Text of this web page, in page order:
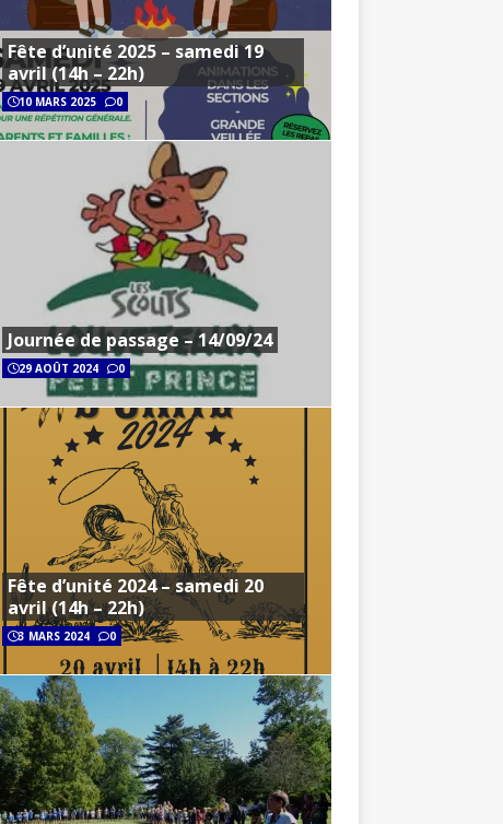
Fête d’unité 2025 – samedi 19
avril (14h – 22h)
10 MARS 2025 0
Journée de passage – 14/09/24
29 AOÛT 2024 0
Fête d’unité 2024 – samedi 20
avril (14h – 22h)
3 MARS 2024 0